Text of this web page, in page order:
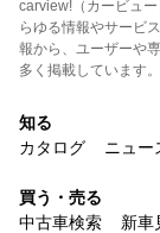
carview!（カービュ
らゆる情報やサービ
報から、ユーザーや
多く掲載しています。
知る
カタログ
ニュー
買う・売る
中古車検索
新車